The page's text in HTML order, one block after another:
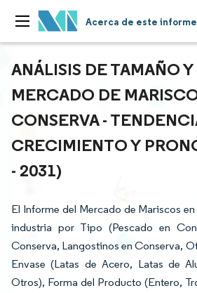
Acerca de este informe
ANÁLISIS DE TAMAÑO
MERCADO DE
CONSERVA -
CRECIMIENTO Y
- 2031)
El Informe del Mercado de Mariscos
industria por Tipo (Pescado en
Conserva, Langostinos en Conserva,
Envase (Latas de Acero, Latas de
Otros), Forma del Producto (Entero,